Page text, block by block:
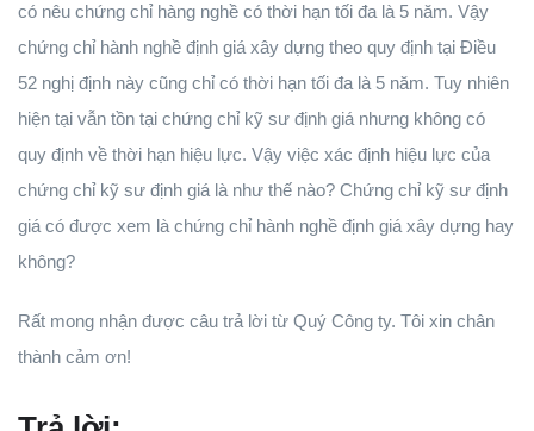
có nêu chứng chỉ hàng nghề có thời hạn tối đa là 5 năm. Vậy
chứng chỉ hành nghề định giá xây dựng theo quy định tại Điều
52 nghị định này cũng chỉ có thời hạn tối đa là 5 năm. Tuy nhiên
hiện tại vẫn tồn tại chứng chỉ kỹ sư định giá nhưng không có
quy định về thời hạn hiệu lực. Vậy việc xác định hiệu lực của
chứng chỉ kỹ sư định giá là như thế nào? Chứng chỉ kỹ sư định
giá có được xem là chứng chỉ hành nghề định giá xây dựng hay
không?
Rất mong nhận được câu trả lời từ Quý Công ty. Tôi xin chân
thành cảm ơn!